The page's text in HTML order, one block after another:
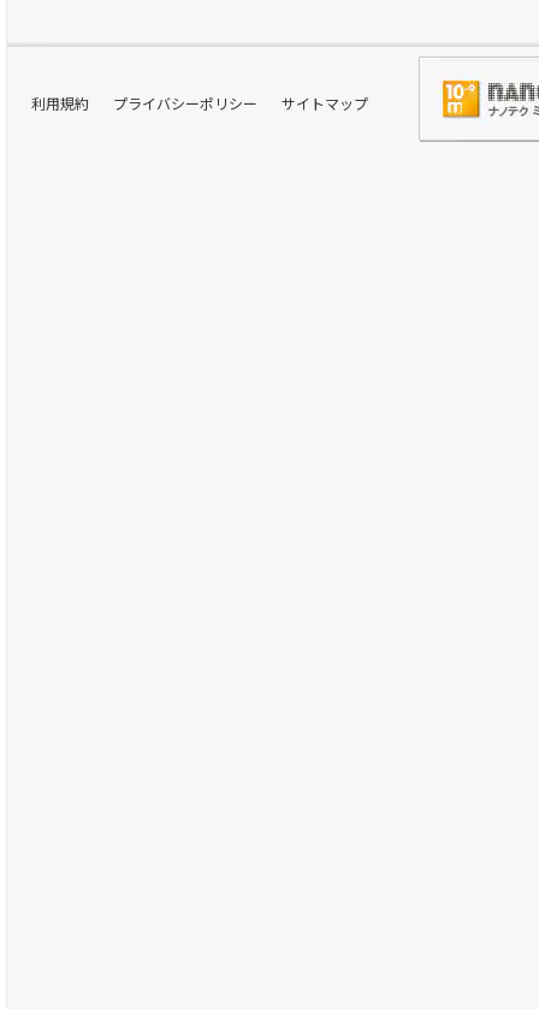
利用規約 プライバシーポリシー サイトマップ